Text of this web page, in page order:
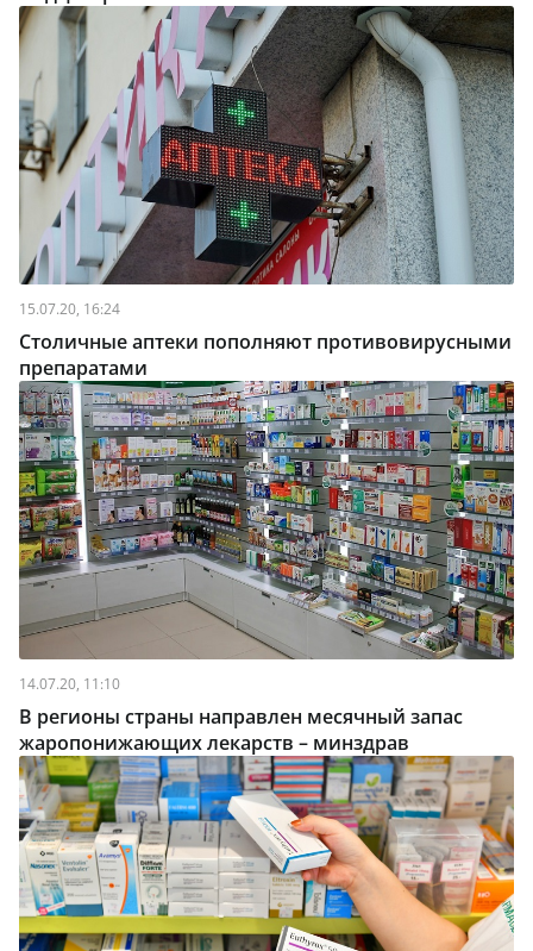
15.07.20, 16:24
Столичные аптеки пополняют противовирусными
препаратами
14.07.20, 11:10
В регионы страны направлен месячный запас
жаропонижающих лекарств – минздрав